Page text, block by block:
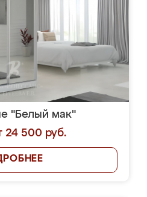
"Белый мак"
24 500 руб.